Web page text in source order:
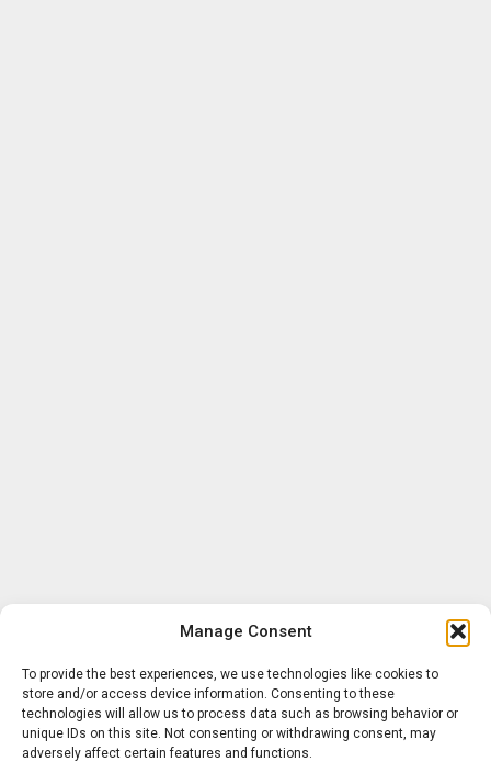
Manage Consent
To provide the best experiences, we use technologies like cookies to
store and/or access device information. Consenting to these
technologies will allow us to process data such as browsing behavior or
unique IDs on this site. Not consenting or withdrawing consent, may
adversely affect certain features and functions.